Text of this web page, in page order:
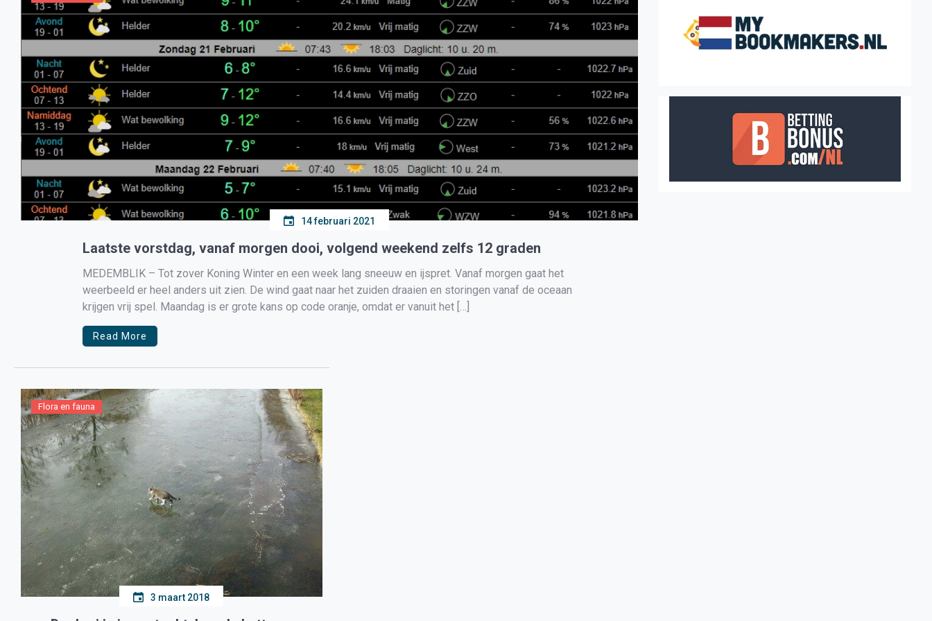
14 februari 2021
Laatste vorstdag, vanaf morgen dooi, volgend weekend zelfs 12 graden
MEDEMBLIK – Tot zover Koning Winter en een week lang sneeuw en ijspret. Vanaf morgen gaat het
weerbeeld er heel anders uit zien. De wind gaat naar het zuiden draaien en storingen vanaf de oceaan
krijgen vrij spel. Maandag is er grote kans op code oranje, omdat er vanuit het […]
Read More
Flora en fauna
3 maart 2018